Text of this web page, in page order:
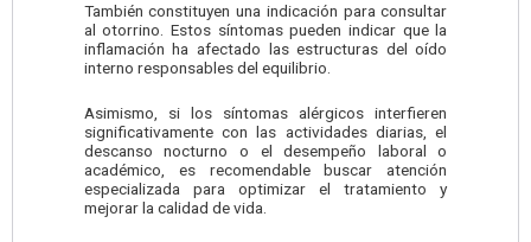
También constituyen una indicación para consultar
al otorrino. Estos síntomas pueden indicar que la
inflamación ha afectado las estructuras del oído
interno responsables del equilibrio.
Asimismo, si los síntomas alérgicos interfieren
significativamente con las actividades diarias, el
descanso nocturno o el desempeño laboral o
académico, es recomendable buscar atención
especializada para optimizar el tratamiento y
mejorar la calidad de vida.